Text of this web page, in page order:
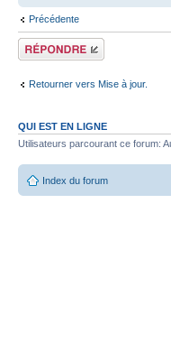
Précédente
Répondre
Retourner vers Mise à jour.
QUI EST EN LIGNE
Utilisateurs parcourant ce forum:
Index du forum